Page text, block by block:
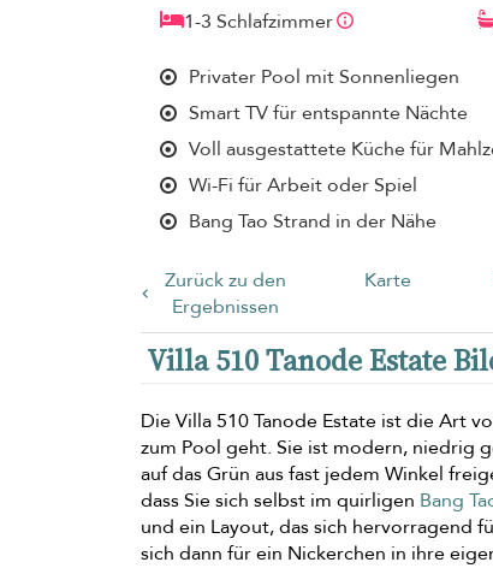
1-3 Schlafzimmer
Privater Pool mit Sonnenliegen
Smart TV für entspannte Nächte
Voll ausgestattete Küche für
Wi-Fi für Arbeit oder Spiel
Bang Tao Strand in der Nähe
Zurück zu den
Ergebnissen
Karte
Villa 510 Tanode Estate
Die Villa 510 Tanode Estate ist die Art
zum Pool geht. Sie ist modern, niedrig
auf das Grün aus fast jedem Winkel
dass Sie sich selbst im quirligen Bang
und ein Layout, das sich hervorragend
sich dann für ein Nickerchen in ihre